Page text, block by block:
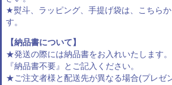
★熨斗、ラッピング、手提げ袋は、 こちら
す。
【納品書について】
★発送の際には納品書をお入れいたします
『納品書不要』とご記入ください。
★ご注文者様と配送先が異なる場合(プレゼ